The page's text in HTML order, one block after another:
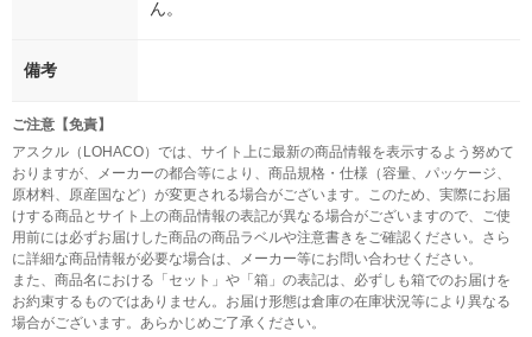
ん。
備考
ご注意【免責】
アスクル（LOHACO）では、サイト上に最新の商品情報を表示するよう努めて
おりますが、メーカーの都合等により、商品規格・仕様（容量、パッケージ、
原材料、原産国など）が変更される場合がございます。このため、実際にお届
けする商品とサイト上の商品情報の表記が異なる場合がございますので、ご使
用前には必ずお届けした商品の商品ラベルや注意書きをご確認ください。さら
に詳細な商品情報が必要な場合は、メーカー等にお問い合わせください。
また、商品名における「セット」や「箱」の表記は、必ずしも箱でのお届けを
お約束するものではありません。お届け形態は倉庫の在庫状況等により異なる
場合がございます。あらかじめご了承ください。